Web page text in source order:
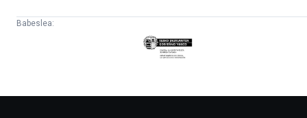
Babeslea:
Eusko
Jaurlaritza